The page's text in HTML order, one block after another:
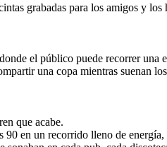
grabadas para los amigos y
el público puede recorrer una
una copa mientras suenan
que acabe.
90 en un recorrido lleno de